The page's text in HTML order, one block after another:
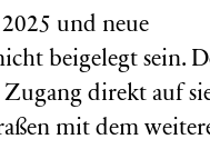
und neue
beigelegt sein.
Zugang direkt auf
mit dem